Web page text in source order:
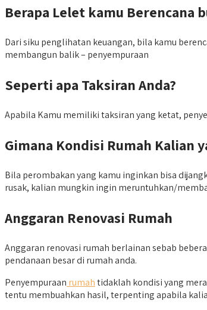
Berapa Lelet kamu Berencana
Dari siku penglihatan keuangan, bila kamu
membangun balik – penyempuraan
Seperti apa Taksiran Anda?
Apabila Kamu memiliki taksiran yang ketat,
Gimana Kondisi Rumah Kalian
Bila perombakan yang kamu inginkan bisa
rusak, kalian mungkin ingin meruntuhkan/
Anggaran Renovasi Rumah
Anggaran renovasi rumah berlainan sebab
pendanaan besar di rumah anda.
Penyempuraan rumahtidaklah kondisi yang
tentu membuahkan hasil, terpenting apabila